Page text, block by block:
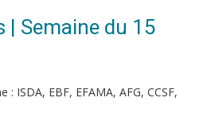
| Semaine du 15
ISDA, EBF, EFAMA, AFG, CCSF,